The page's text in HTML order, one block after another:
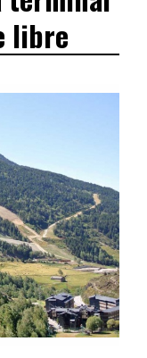
libre